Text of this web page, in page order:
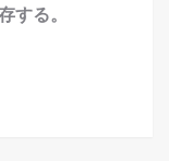
する。